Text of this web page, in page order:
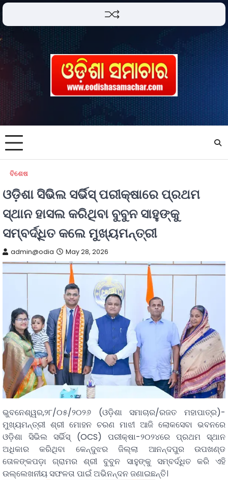
ବିଶେଷ
ଓଡ଼ିଶା ସିଭିଲ ସର୍ଭିସ୍ ପରୀକ୍ଷାରେ ପ୍ରଥମ
ସ୍ଥାନ ହାସଲ କରିଥିବା ବୁବୁନ ସାହୁଙ୍କୁ
ସମ୍ବର୍ଦ୍ଧିତ କଲେ ମୁଖ୍ୟମନ୍ତ୍ରୀ
admin@odia May 28, 2026
ଭୁବନେଶ୍ୱର,୨୮/୦୫/୨୦୨୬ (ଓଡ଼ିଶା ସମାଚାର/ରଜତ ମହାପାତ୍ର)-
ମୁଖ୍ୟମନ୍ତ୍ରୀ ଶ୍ରୀ ମୋହନ ଚରଣ ମାଝୀ ଆଜି ଲୋକସେବା ଭବନରେ
ଓଡ଼ିଶା ସିଭିଲ ସର୍ଭିସ୍ (OCS) ପରୀକ୍ଷା-୨୦୨୪ରେ ପ୍ରଥମ ସ୍ଥାନ
ଅଧିକାର କରିଥିବା କେନ୍ଦୁଝର ଜିଲ୍ଲା ଆନନ୍ଦପୁର ଉପଖଣ୍ଡ
ତୋଳଙ୍କପଡ଼ା ଗ୍ରାମର ଶ୍ରୀ ବୁବୁନ ସାହୁଙ୍କୁ ସମ୍ବର୍ଦ୍ଧିତ କରି ଏହି
ଉଲ୍ଲେଖନୀୟ ସଫଳତା ପାଇଁ ଅଭିନନ୍ଦନ ଜଣାଇଛନ୍ତି।